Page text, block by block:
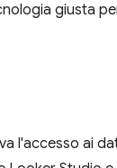
giusta
l'accesso ai